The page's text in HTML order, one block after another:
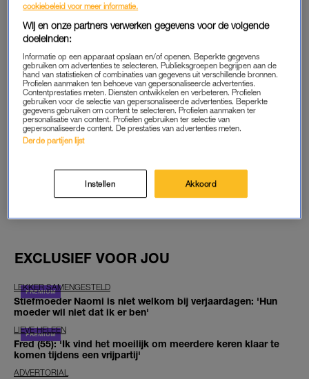
Maandelijks opzegbaar
START GRATIS MAAND
Daarna €5,95 per maand
Al abonnee? Log in
GOED ARTIKEL? DELEN MAAR.
EXCLUSIEF VOOR JOU
LEKKER SAMENGESTELD
Stiefmoeder Naomi is niet welkom bij verjaardagen: 'Hun
moeder wil niet dat ik er ben'
LIEVE HELEEN
Fred (55): 'Ik vind het moeilijk om meerdere keren klaar te
komen tijdens een vrijpartij'
ADVERTORIAL
cookiebeleid voor meer informatie.
Wij en onze partners verwerken gegevens voor de volgende
doeleinden:
Informatie op een apparaat opslaan en/of openen. Beperkte gegevens
gebruiken om advertenties te selecteren. Publieksgroepen begrijpen aan de
hand van statistieken of combinaties van gegevens uit verschillende bronnen.
Profielen aanmaken ten behoeve van gepersonaliseerde advertenties.
Contentprestaties meten. Diensten ontwikkelen en verbeteren. Profielen
gebruiken voor de selectie van gepersonaliseerde advertenties. Beperkte
gegevens gebruiken om content te selecteren. Profielen aanmaken ter
personalisatie van content. Profielen gebruiken ter selectie van
gepersonaliseerde content. De prestaties van advertenties meten.
Derde partijen lijst
Instellen Akkoord